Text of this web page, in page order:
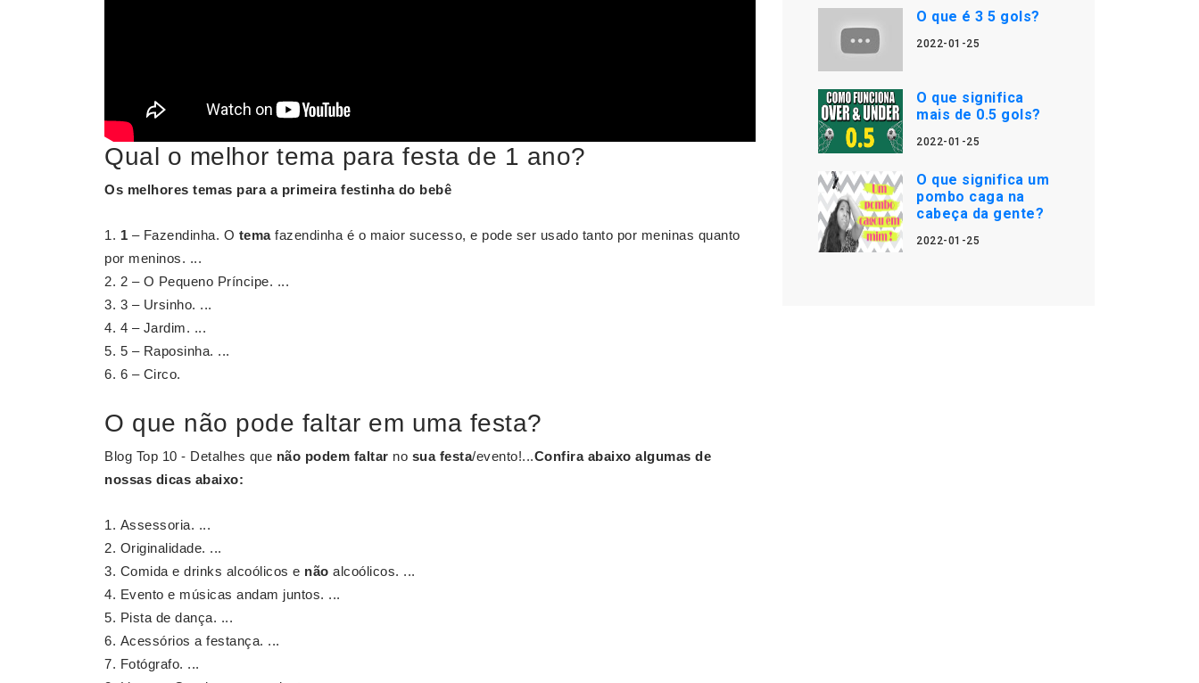
Qual o melhor tema para festa de 1 ano?
Os melhores temas para a primeira festinha do bebê
1 – Fazendinha. O temafazendinha é o maior sucesso, e pode ser usado tanto por meninas quanto
por meninos. ...
2 – O Pequeno Príncipe. ...
3 – Ursinho. ...
4 – Jardim. ...
5 – Raposinha. ...
6 – Circo.
O que não pode faltar em uma festa?
Blog Top 10 - Detalhes que não podem faltar no sua festa/evento!...Confira abaixo algumas de
nossas dicas abaixo:
Assessoria. ...
Originalidade. ...
Comida e drinks alcoólicos e não alcoólicos. ...
Evento e músicas andam juntos. ...
Pista de dança. ...
Acessórios a festança. ...
Fotógrafo. ...
O que é 3 5 gols?
2022-01-25
O que significa
mais de 0.5 gols?
2022-01-25
O que significa um
pombo caga na
cabeça da gente?
2022-01-25